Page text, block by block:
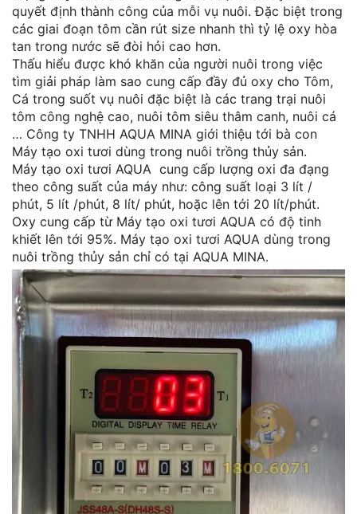
quyết định thành công của mỗi vụ nuôi. Đặc biệt trong
các giai đoạn tôm cần rút size nhanh thì tỷ lệ oxy hòa
tan trong nước sẽ đòi hỏi cao hơn.
Thấu hiểu được khó khăn của người nuôi trong việc
tìm giải pháp làm sao cung cấp đầy đủ oxy cho Tôm,
Cá trong suốt vụ nuôi đặc biệt là các trang trại nuôi
tôm công nghệ cao, nuôi tôm siêu thâm canh, nuôi cá
… Công ty TNHH AQUA MINA giới thiệu tới bà con
Máy tạo oxi tươi dùng trong nuôi trồng thủy sản.
Máy tạo oxi tươi AQUA cung cấp lượng oxi đa đạng
theo công suất của máy như: công suất loại 3 lít /
phút, 5 lít /phút, 8 lít/ phút, hoặc lên tới 20 lít/phút.
Oxy cung cấp từ Máy tạo oxi tươi AQUA có độ tinh
khiết lên tới 95%. Máy tạo oxi tươi AQUA dùng trong
nuôi trồng thủy sản chỉ có tại AQUA MINA.